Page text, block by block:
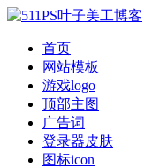
首页
网站模板
游戏logo
顶部主图
广告词
登录器皮肤
图标icon